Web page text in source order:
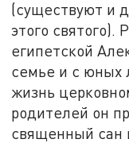
(существуют и
этого святого).
египетской
семье и с юных
жизнь
родителей он
священный сан